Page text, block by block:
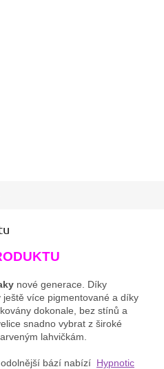
nové generace. Díky
více pigmentované a díky
dokonale, bez stínů a
snadno vybrat z široké
lahvičkám.
bází nabízí Hypnotic